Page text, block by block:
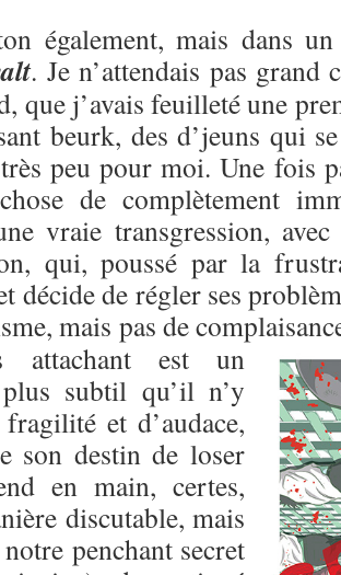
également, mais dans
. Je n’attendais pas grand
que j’avais feuilleté une
beurk, des d’jeuns qui
peu pour moi. Une fois
de complètement
vraie transgression,
qui, poussé par la
décide de régler ses
mais pas de
attachant est un
subtil qu’il n’y
et d’audace,
son destin de loser
en main, certes,
discutable, mais
penchant secret